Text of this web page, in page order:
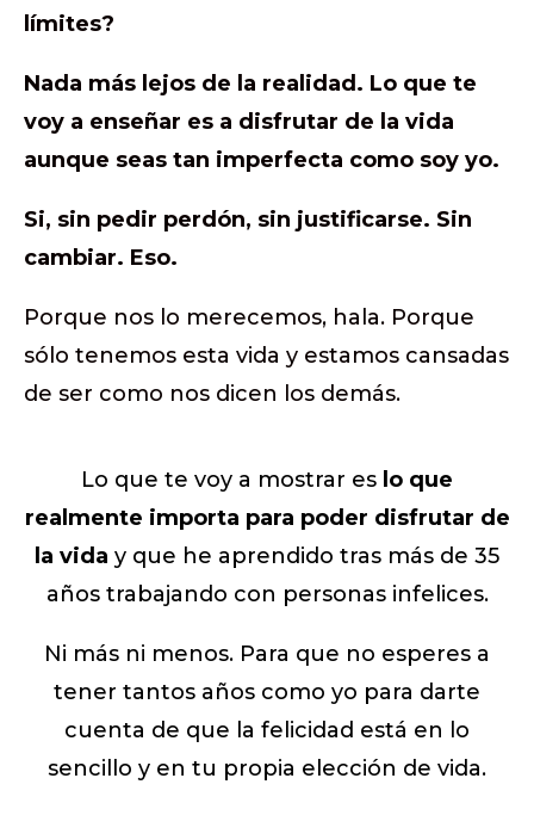
límites?
Nada más lejos de la realidad. Lo que te
voy a enseñar es a disfrutar de la vida
aunque seas tan imperfecta como soy yo.
Si, sin pedir perdón, sin justificarse. Sin
cambiar. Eso.
Porque nos lo merecemos, hala. Porque
sólo tenemos esta vida y estamos cansadas
de ser como nos dicen los demás.
Lo que te voy a mostrar es lo que
realmente importa para poder disfrutar de
la vida y que he aprendido tras más de 35
años trabajando con personas infelices.
Ni más ni menos. Para que no esperes a
tener tantos años como yo para darte
cuenta de que la felicidad está en lo
sencillo y en tu propia elección de vida.